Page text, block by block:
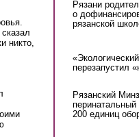
никто,
Рязани
о
рязанской
перезапустил
Рязанский
перинатальный
200 единиц